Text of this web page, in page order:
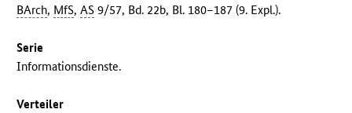
BArch, MfS,AS 9/57, Bd. 22b, Bl. 180–187 (9. Expl.).
Serie
Informationsdienste.
Verteiler